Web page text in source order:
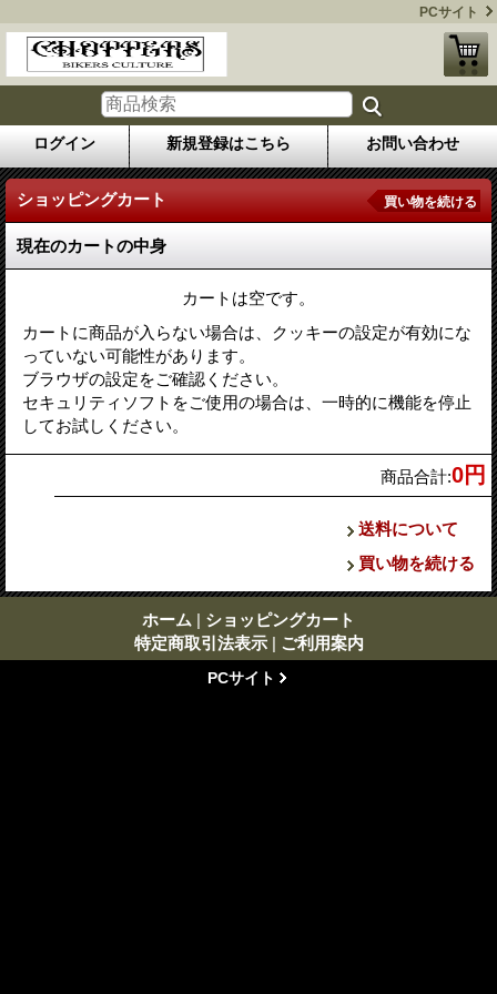
PCサイト
ログイン 新規登録はこちら お問い合わせ
ショッピングカート 買い物を続ける
現在のカートの中身
カートは空です。
カートに商品が入らない場合は、クッキーの設定が有効にな
っていない可能性があります。
ブラウザの設定をご確認ください。
セキュリティソフトをご使用の場合は、一時的に機能を停止
してお試しください。
商品合計:0円
送料について
買い物を続ける
ホーム | ショッピングカート
特定商取引法表示 | ご利用案内
PCサイト